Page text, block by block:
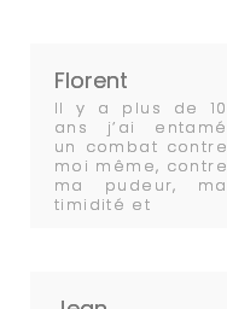
Florent
Il y a plus de 10
ans j’ai entamé
un combat contre
moi même, contre
ma pudeur, ma
timidité et